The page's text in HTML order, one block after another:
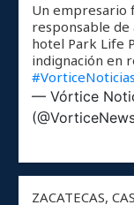
Un empresario
responsable
hotel Park Life
indignación en
#VorticeNoticias
— Vórtice
ZACATECAS,